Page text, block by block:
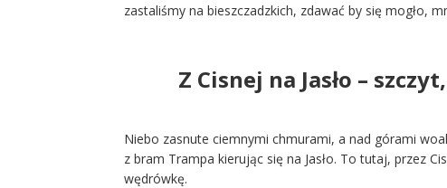
zastaliśmy na bieszczadzkich, zdawać by się mogło,
Z Cisnej na Jasło –
Niebo zasnute ciemnymi chmurami, a nad górami
z bram Trampa kierując się na Jasło. To tutaj, przez
wędrówkę.